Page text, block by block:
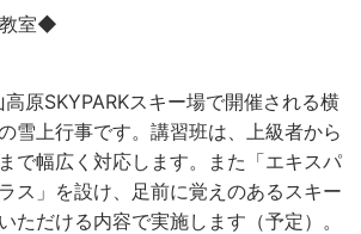
室◆
原SKYPARKスキー場で開催される横
雪上行事です。講習班は、上級者から
で幅広く対応します。また「エキスパ
ス」を設け、足前に覚えのあるスキー
ただける内容で実施します（予定）。